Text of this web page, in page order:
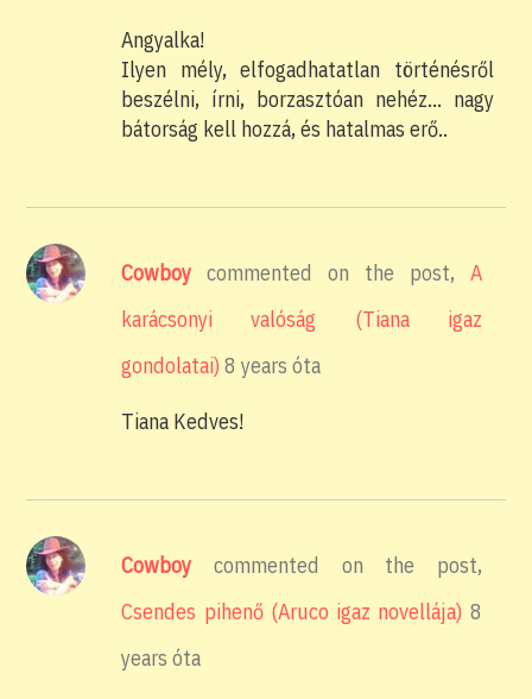
Angyalka!
Ilyen mély, elfogadhatatlan történésről
beszélni, írni, borzasztóan nehéz… nagy
bátorság kell hozzá, és hatalmas erő..
Cowboy commented on the post, A
karácsonyi valóság (Tiana igaz
gondolatai) 8 years óta
Tiana Kedves!
Cowboy commented on the post,
Csendes pihenő (Aruco igaz novellája) 8
years óta